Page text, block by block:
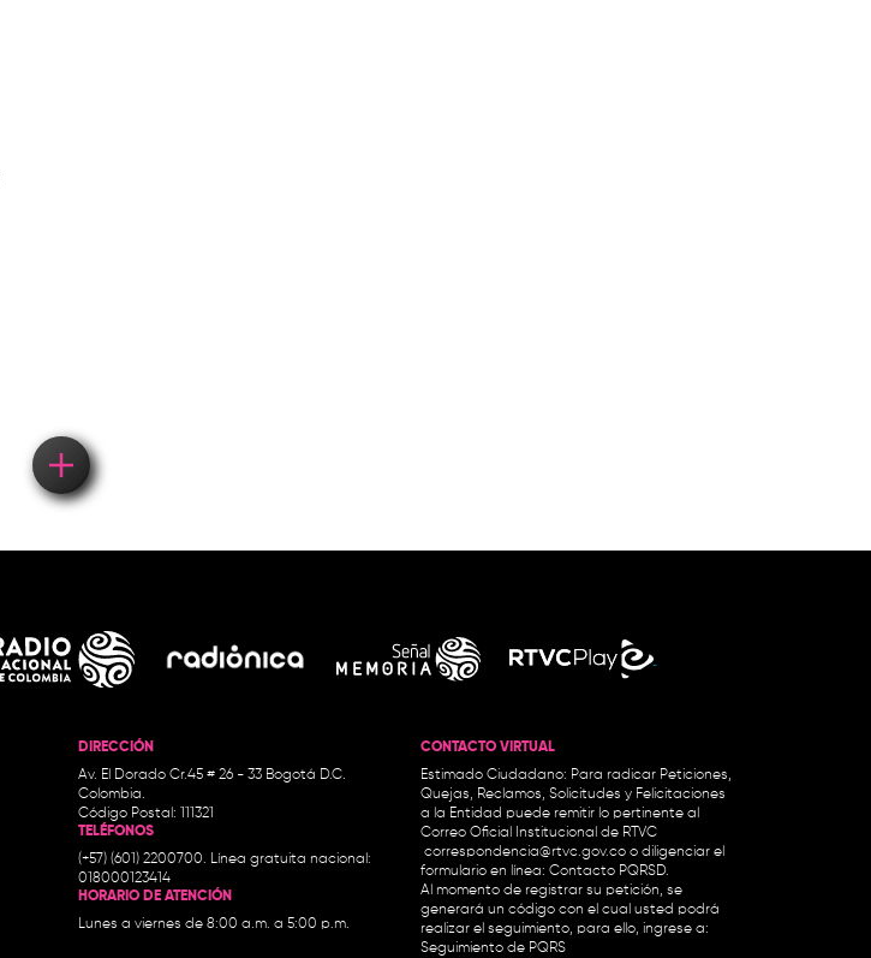
DIRECCIÓN
Av. El Dorado Cr.45 # 26 - 33 Bogotá D.C.
Colombia.
Código Postal: 111321
TELÉFONOS
(+57) (601) 2200700. Línea gratuita nacional:
018000123414
HORARIO DE ATENCIÓN
Lunes a viernes de 8:00 a.m. a 5:00 p.m.
CONTACTO VIRTUAL
Estimado Ciudadano: Para radicar Peticiones,
Quejas, Reclamos, Solicitudes y Felicitaciones
a la Entidad puede remitir lo pertinente al
Correo Oficial Institucional de RTVC
correspondencia@rtvc.gov.co o diligenciar el
formulario en línea: Contacto PQRSD.
Al momento de registrar su petición, se
generará un código con el cual usted podrá
realizar el seguimiento, para ello, ingrese a:
Seguimiento de PQRS